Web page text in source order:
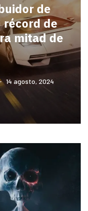
de
récord de
mitad de
14 agosto, 2024